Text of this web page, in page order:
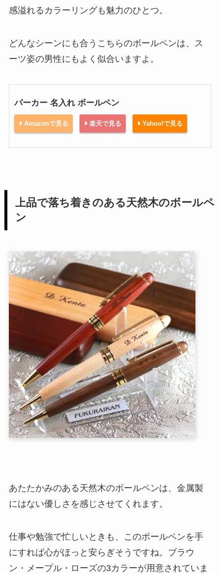
感溢れるカラーリングも魅力のひとつ。
どんなシーンにも合うこちらのボールペンは、ス
ーツ姿の男性にもよく似合いますよ。
パーカー 名入れ ボールペン
Amazonで見る 楽天で見る Yahoo!で見る
上品で落ち着きのある天然木のボールペ
ン
あたたかみのある天然木のボールペンは、金属製
にはない優しさを感じさせてくれます。
仕事や勉強で忙しいときも、このボールペンを手
にすれば心がほっと安らぎそうですね。ブラウ
ン・メープル・ローズの3カラーが用意されていま